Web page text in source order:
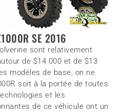
SE 2016
sont relativement
de $14 000 et de $13
modèles de base, on ne
soit à la portée de toutes
et les
de ce véhicule ont un